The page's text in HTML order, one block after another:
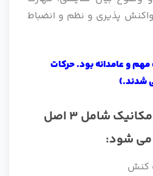
واکنش پذیری و نظم و انضباط
و عامدانه بود. حرکات
شدند.)
برای هر بازیگر، بیومکانیک شامل 3 اصل
می شود:
کنش